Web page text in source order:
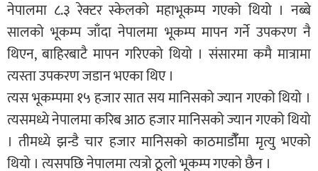
नेपालमा ८.३ रेक्टर स्केलको महाभूकम्प गएको थियो । नब्बे
सालको भूकम्प जाँदा नेपालमा भूकम्प मापन गर्ने उपकरण नै
थिएन, बाहिरबाटै मापन गरिएको थियो । संसारमा कमै मात्रामा
त्यस्ता उपकरण जडान भएका थिए ।
त्यस भूकम्पमा १५ हजार सात सय मानिसको ज्यान गएको थियो ।
त्यसमध्ये नेपालमा करिब आठ हजार मानिसको ज्यान गएको थियो
। तीमध्ये झन्डै चार हजार मानिसको काठमाडौंँमा मृत्यु भएको
थियो । त्यसपछि नेपालमा त्यत्रो ठूलो भूकम्प गएको छैन ।